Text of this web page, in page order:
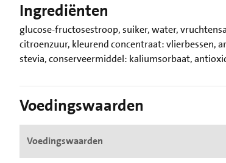
Ingrediënten
glucose-fructosestroop, suiker, water,
citroenzuur, kleurend concentraat: vlierbessen,
stevia, conserveermiddel: kaliumsorbaat,
Voedingswaarden
Voedingswaarden